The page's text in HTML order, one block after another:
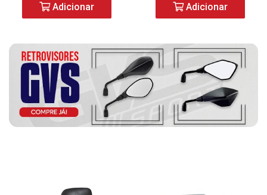
Adicionar Adicionar